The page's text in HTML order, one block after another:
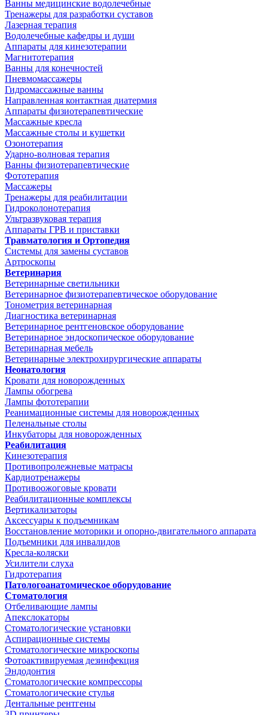
Ванны медицинские водолечебные
Тренажеры для разработки суставов
Лазерная терапия
Водолечебные кафедры и души
Аппараты для кинезотерапии
Магнитотерапия
Ванны для конечностей
Пневмомассажеры
Гидромассажные ванны
Направленная контактная диатермия
Аппараты физиотерапевтические
Массажные кресла
Массажные столы и кушетки
Озонотерапия
Ударно-волновая терапия
Ванны физиотерапевтические
Фототерапия
Массажеры
Тренажеры для реабилитации
Гидроколонотерапия
Ультразвуковая терапия
Аппараты ГРВ и приставки
Травматология и Ортопедия
Системы для замены суставов
Артроскопы
Ветеринария
Ветеринарные светильники
Ветеринарное физиотерапевтическое оборудование
Тонометрия ветеринарная
Диагностика ветеринарная
Ветеринарное рентгеновское оборудование
Ветеринарное эндоскопическое оборудование
Ветеринарная мебель
Ветеринарные электрохирургические аппараты
Неонатология
Кровати для новорожденных
Лампы обогрева
Лампы фототерапии
Реанимационные системы для новорожденных
Пеленальные столы
Инкубаторы для новорожденных
Реабилитация
Кинезотерапия
Противопролежневые матрасы
Кардиотренажеры
Противоожоговые кровати
Реабилитационные комплексы
Вертикализаторы
Аксессуары к подъемникам
Восстановление моторики и опорно-двигательного аппарата
Подъемники для инвалидов
Кресла-коляски
Усилители слуха
Гидротерапия
Патологоанатомическое оборудование
Стоматология
Отбеливающие лампы
Апекслокаторы
Стоматологические установки
Аспирационные системы
Стоматологические микроскопы
Фотоактивируемая дезинфекция
Эндодонтия
Стоматологические компрессоры
Стоматологические стулья
Дентальные рентгены